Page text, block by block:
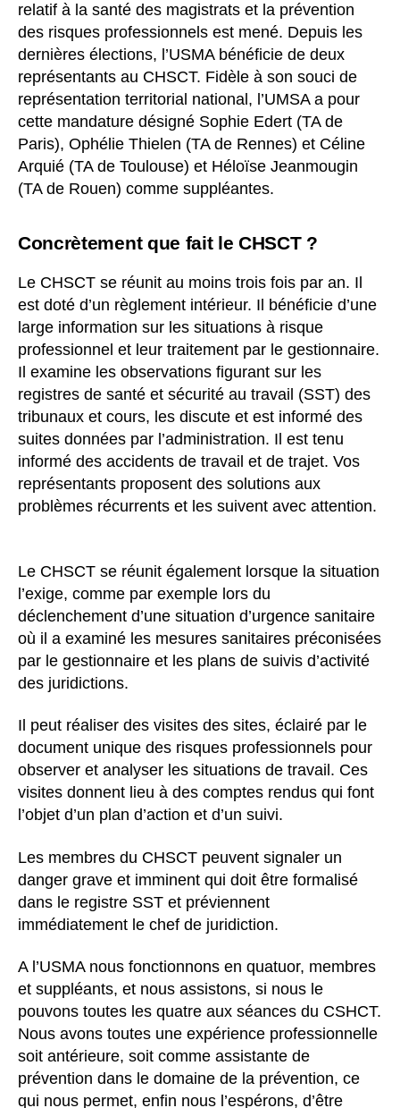
relatif à la santé des magistrats et la prévention
des risques professionnels est mené. Depuis les
dernières élections, l’USMA bénéficie de deux
représentants au CHSCT. Fidèle à son souci de
représentation territorial national, l’UMSA a pour
cette mandature désigné Sophie Edert (TA de
Paris), Ophélie Thielen (TA de Rennes) et Céline
Arquié (TA de Toulouse) et Héloïse Jeanmougin
(TA de Rouen) comme suppléantes.
Concrètement que fait le CHSCT ?
Le CHSCT se réunit au moins trois fois par an. Il
est doté d’un règlement intérieur. Il bénéficie d’une
large information sur les situations à risque
professionnel et leur traitement par le gestionnaire.
Il examine les observations figurant sur les
registres de santé et sécurité au travail (SST) des
tribunaux et cours, les discute et est informé des
suites données par l’administration. Il est tenu
informé des accidents de travail et de trajet. Vos
représentants proposent des solutions aux
problèmes récurrents et les suivent avec attention.
Le CHSCT se réunit également lorsque la situation
l’exige, comme par exemple lors du
déclenchement d’une situation d’urgence sanitaire
où il a examiné les mesures sanitaires préconisées
par le gestionnaire et les plans de suivis d’activité
des juridictions.
Il peut réaliser des visites des sites, éclairé par le
document unique des risques professionnels pour
observer et analyser les situations de travail. Ces
visites donnent lieu à des comptes rendus qui font
l’objet d’un plan d’action et d’un suivi.
Les membres du CHSCT peuvent signaler un
danger grave et imminent qui doit être formalisé
dans le registre SST et préviennent
immédiatement le chef de juridiction.
A l’USMA nous fonctionnons en quatuor, membres
et suppléants, et nous assistons, si nous le
pouvons toutes les quatre aux séances du CSHCT.
Nous avons toutes une expérience professionnelle
soit antérieure, soit comme assistante de
prévention dans le domaine de la prévention, ce
qui nous permet, enfin nous l’espérons, d’être